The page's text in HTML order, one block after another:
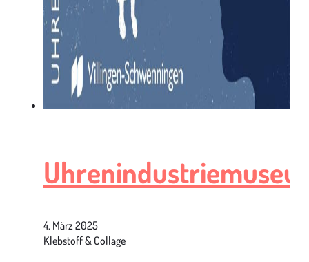
4. März 2025
Klebstoff & Collage